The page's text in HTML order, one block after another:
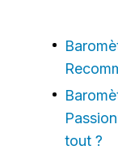
tout ?